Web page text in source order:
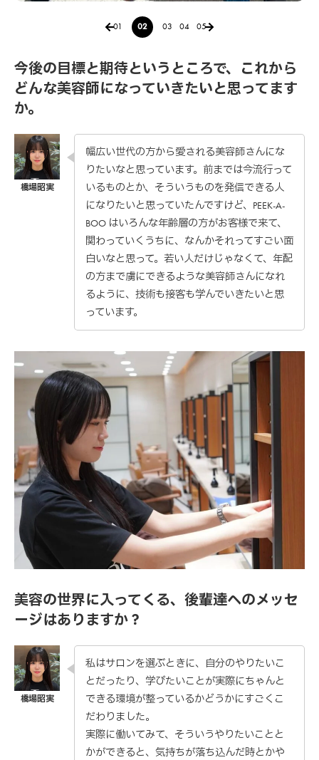
01 02 03 04 05
今後の目標と期待というところで、これから
どんな美容師になっていきたいと思ってます
か。
幅広い世代の方から愛される美容師さんにな
りたいなと思っています。前までは今流行って
いるものとか、そういうものを発信できる人
になりたいと思っていたんですけど、PEEK-A-
BOO はいろんな年齢層の方がお客様で来て、
関わっていくうちに、なんかそれってすごい面
白いなと思って。若い人だけじゃなくて、年配
の方まで虜にできるような美容師さんになれ
るように、技術も接客も学んでいきたいと思
っています。
美容の世界に入ってくる、後輩達へのメッセ
ージはありますか？
私はサロンを選ぶときに、自分のやりたいこ
とだったり、学びたいことが実際にちゃんと
できる環境が整っているかどうかにすごくこ
だわりました。
実際に働いてみて、そういうやりたいことと
かができると、気持ちが落ち込んだ時とかや